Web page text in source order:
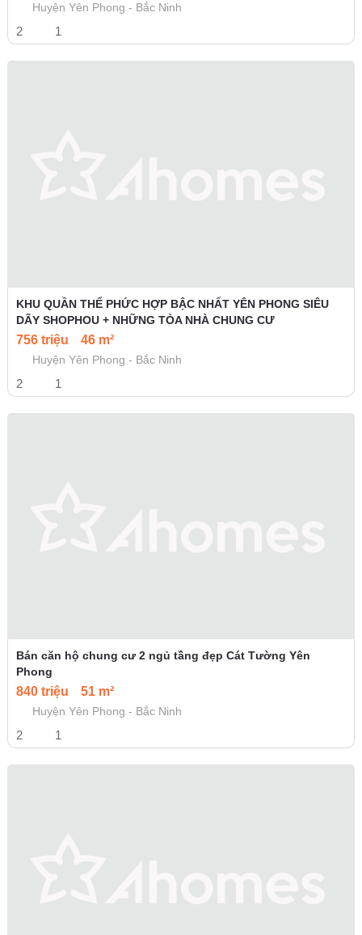
Huyện Yên Phong - Bắc Ninh
2 1
KHU QUẦN THỂ PHỨC HỢP BẬC NHẤT YÊN PHONG SIÊU
DÃY SHOPHOU + NHỮNG TÒA NHÀ CHUNG CƯ
756 triệu 46 m²
Huyện Yên Phong - Bắc Ninh
2 1
Bán căn hộ chung cư 2 ngủ tầng đẹp Cát Tường Yên
Phong
840 triệu 51 m²
Huyện Yên Phong - Bắc Ninh
2 1